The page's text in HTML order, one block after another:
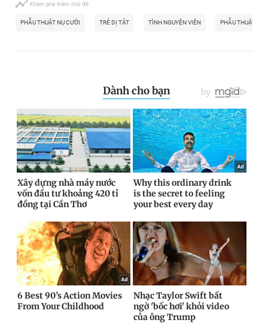
Khám phá thêm chủ đề
PHẪU THUẬT NỤ CƯỜI TRẺ DỊ TẬT TÌNH NGUYỆN VIÊN PHẪU THUẬT